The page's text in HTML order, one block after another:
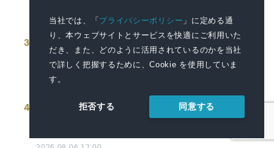
当社では、「プライバシーポリシー 」に定める通
り、本ウェブサイトとサービスを快適にご利用いた
だき、また、どのように活用されているのかを当社
で詳しく把握するために、Cookie を使用していま
す。
拒否する 同意する
2026.08.05 16:00
3
神奈川県厚木市に初の自社運営型物流拠
点が稼働～住宅資材物流を集約・効率化
し物流ネットワークを最適化～
2026.08.06 13:00
4
2027年夏、待望の再演！ファントム＆ク
リスティーヌ役のWキャスト4名が決定！